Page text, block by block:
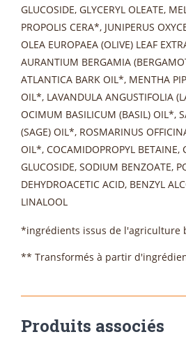
GLUCOSIDE, GLYCERYL OLEATE,
PROPOLIS CERA*, JUNIPERUS
OLEA EUROPAEA (OLIVE) LEAF
AURANTIUM BERGAMIA
ATLANTICA BARK OIL*, MENTHA
OIL*, LAVANDULA ANGUSTIFOLIA
OCIMUM BASILICUM (BASIL) OIL*,
(SAGE) OIL*, ROSMARINUS
OIL*, COCAMIDOPROPYL BETAINE,
GLUCOSIDE, SODIUM BENZOATE,
DEHYDROACETIC ACID, BENZYL
LINALOOL
*ingrédients issus de l'agriculture
** Transformés à partir
Produits associés